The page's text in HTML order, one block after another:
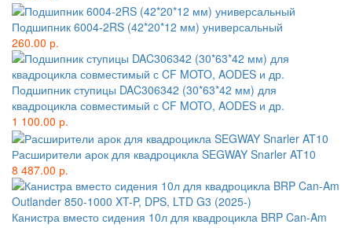
Подшипник 6004-2RS (42*20*12 мм) универсальный
260.00 р.
Подшипник ступицы DAC306342 (30*63*42 мм) для
квадроцикла совместимый с CF MOTO, AODES и др.
1 100.00 р.
Расширители арок для квадроцикла SEGWAY Snarler AT10
8 487.00 р.
Канистра вместо сидения 10л для квадроцикла BRP Can-Am